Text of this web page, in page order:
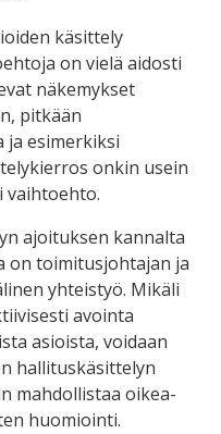
käsittely
on vielä aidosti
näkemykset
pitkään
ja esimerkiksi
onkin usein
vaihtoehto.
ajoituksen kannalta
on toimitusjohtajan ja
yhteistyö. Mikäli
avointa
asioista, voidaan
hallituskäsittelyn
mahdollistaa oikea-
huomiointi.